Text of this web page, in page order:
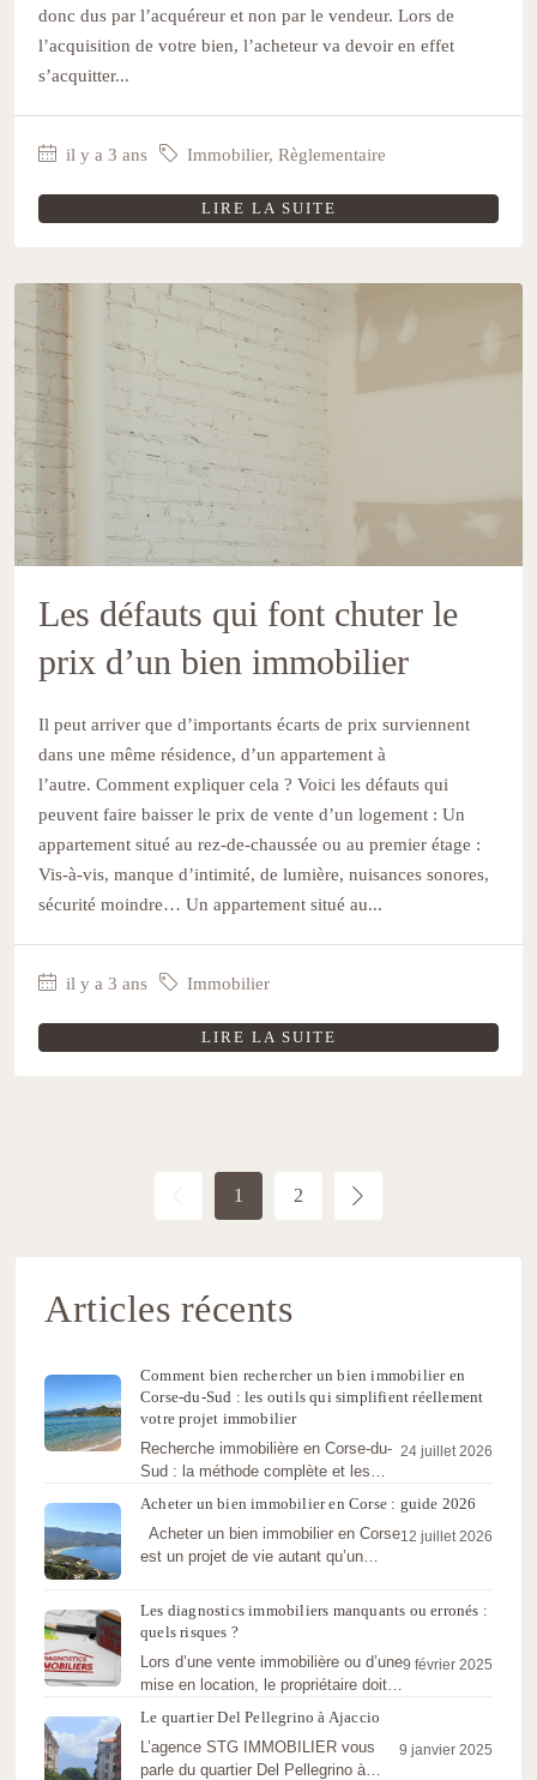
donc dus par l’acquéreur et non par le vendeur. Lors de
l’acquisition de votre bien, l’acheteur va devoir en effet
s’acquitter...
il y a 3 ans Immobilier, Règlementaire
LIRE LA SUITE
Les défauts qui font chuter le
prix d’un bien immobilier
Il peut arriver que d’importants écarts de prix surviennent
dans une même résidence, d’un appartement à
l’autre. Comment expliquer cela ? Voici les défauts qui
peuvent faire baisser le prix de vente d’un logement : Un
appartement situé au rez-de-chaussée ou au premier étage :
Vis-à-vis, manque d’intimité, de lumière, nuisances sonores,
sécurité moindre… Un appartement situé au...
il y a 3 ans Immobilier
LIRE LA SUITE
1 2
Articles récents
Comment bien rechercher un bien immobilier en
Corse-du-Sud : les outils qui simplifient réellement
votre projet immobilier
24 juillet 2026
Recherche immobilière en Corse-du-
Sud : la méthode complète et les
Acheter un bien immobilier en Corse : guide 2026
12 juillet 2026
Acheter un bien immobilier en Corse
est un projet de vie autant qu’un
Les diagnostics immobiliers manquants ou erronés :
quels risques ?
9 février 2025
Lors d’une vente immobilière ou d’une
mise en location, le propriétaire doit
Le quartier Del Pellegrino à Ajaccio
9 janvier 2025
L’agence STG IMMOBILIER vous
parle du quartier Del Pellegrino à